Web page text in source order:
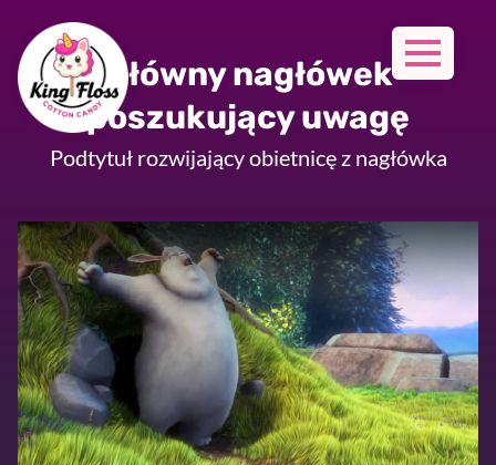
Główny nagłówek
poszukujący uwagę
Podtytuł rozwijający obietnicę z nagłówka